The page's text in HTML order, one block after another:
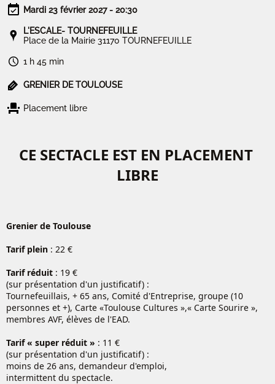
Mardi 23 février 2027 - 20:30
L'ESCALE- TOURNEFEUILLE
Place de la Mairie 31170 TOURNEFEUILLE
1 h 45 min
GRENIER DE TOULOUSE
Placement libre
CE SECTACLE EST EN PLACEMENT
LIBRE
Grenier de Toulouse
Tarif plein: 22 €
Tarif réduit: 19 €
(sur présentation d'un justificatif) :
Tournefeuillais, + 65 ans, Comité d'Entreprise, groupe (10
personnes et +), Carte «Toulouse Cultures »,« Carte Sourire »,
membres AVF, élèves de l'EAD.
Tarif « super réduit » : 11 €
(sur présentation d'un justificatif) :
moins de 26 ans, demandeur d'emploi,
intermittent du spectacle.